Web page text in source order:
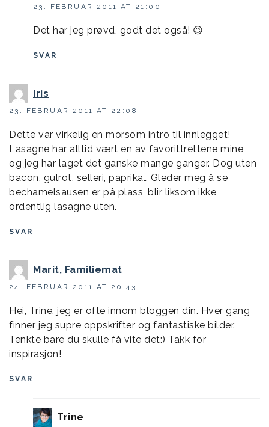
23. FEBRUAR 2011 AT 21:00
Det har jeg prøvd, godt det også! 😉
SVAR
Iris
23. FEBRUAR 2011 AT 22:08
Dette var virkelig en morsom intro til innlegget!
Lasagne har alltid vært en av favorittrettene mine,
og jeg har laget det ganske mange ganger. Dog uten
bacon, gulrot, selleri, paprika… Gleder meg å se
bechamelsausen er på plass, blir liksom ikke
ordentlig lasagne uten.
SVAR
Marit, Familiemat
24. FEBRUAR 2011 AT 20:43
Hei, Trine, jeg er ofte innom bloggen din. Hver gang
finner jeg supre oppskrifter og fantastiske bilder.
Tenkte bare du skulle få vite det:) Takk for
inspirasjon!
SVAR
Trine